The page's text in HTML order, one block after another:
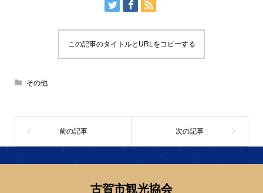
この記事のタイトルとURLをコピーする
その他
古賀市観光協会